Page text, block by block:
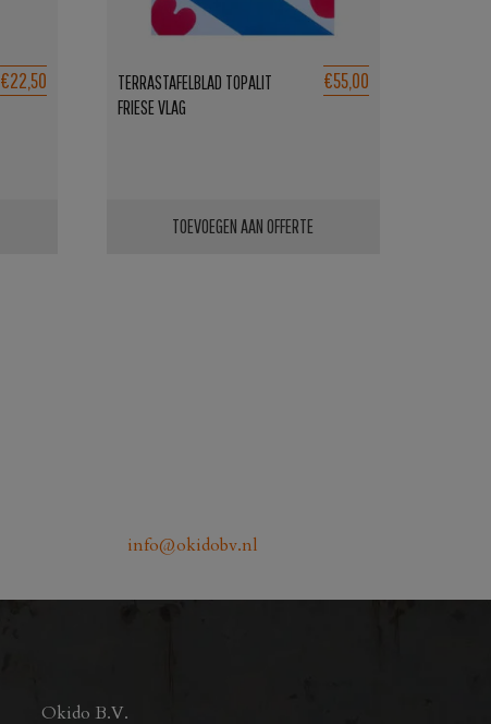
€22,50
TERRASTAFELBLAD TOPALIT
FRIESE VLAG
€55,00
TOEVOEGEN AAN OFFERTE
info@okidobv.nl
Okido B.V.